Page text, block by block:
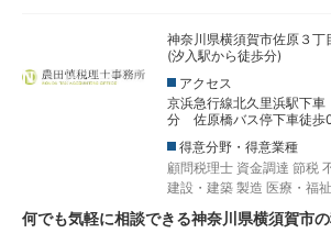
神奈川県横須賀市佐原３丁
(汐入駅から徒歩分)
アクセス
京浜急行線北久里浜駅下
分 佐原橋バス停下車徒歩
得意分野・得意業種
顧問税理士 資金調達 節税
建設・建築 製造 医療・福祉
何でも気軽に相談できる神奈川県横須賀市